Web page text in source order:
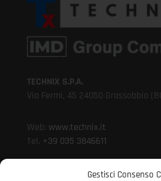
Gestisci Consenso
TECHNIX S.P.A.
Via Fermi, 45 24050 Grassobbio
Web: www.technix.it
Tel. +39 035 3846611